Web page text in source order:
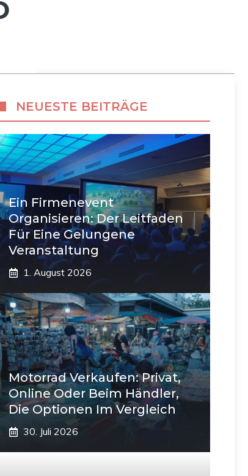
NEUESTE BEITRÄGE
Ein Firmenevent
Organisieren: Der Leitfaden
Für Eine Gelungene
Veranstaltung
1. August 2026
Motorrad Verkaufen: Privat,
Online Oder Beim Händler,
Die Optionen Im Vergleich
30. Juli 2026